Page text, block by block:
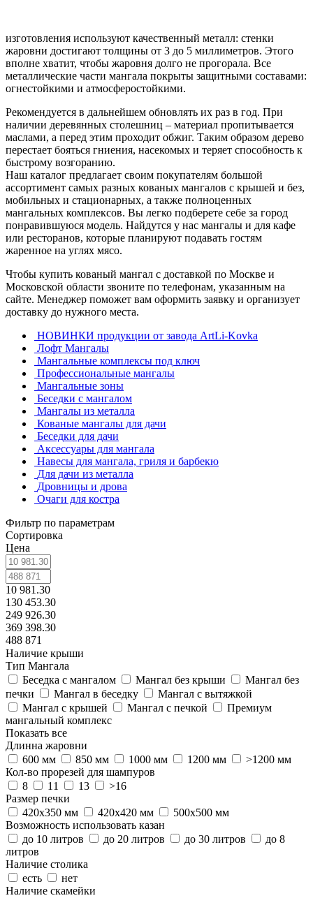
изготовления используют качественный металл: стенки
жаровни достигают толщины от 3 до 5 миллиметров. Этого
вполне хватит, чтобы жаровня долго не прогорала. Все
металлические части мангала покрыты защитными составами:
огнестойкими и атмосферостойкими.
Рекомендуется в дальнейшем обновлять их раз в год. При
наличии деревянных столешниц – материал пропитывается
маслами, а перед этим проходит обжиг. Таким образом дерево
перестает бояться гниения, насекомых и теряет способность к
быстрому возгоранию.
Наш каталог предлагает своим покупателям большой
ассортимент самых разных кованых мангалов с крышей и без,
мобильных и стационарных, а также полноценных
мангальных комплексов. Вы легко подберете себе за город
понравившуюся модель. Найдутся у нас мангалы и для кафе
или ресторанов, которые планируют подавать гостям
жаренное на углях мясо.
Чтобы купить кованый мангал с доставкой по Москве и
Московской области звоните по телефонам, указанным на
сайте. Менеджер поможет вам оформить заявку и организует
доставку до нужного места.
НОВИНКИ продукции от завода ArtLi-Kovka
Лофт Мангалы
Мангальные комплексы под ключ
Профессиональные мангалы
Мангальные зоны
Беседки с мангалом
Мангалы из металла
Кованые мангалы для дачи
Беседки для дачи
Аксессуары для мангала
Навесы для мангала, гриля и барбекю
Для дачи из металла
Дровницы и дрова
Очаги для костра
Фильтр по параметрам
Сортировка
Цена
10 981.30
130 453.30
249 926.30
369 398.30
488 871
Наличие крыши
Тип Мангала
Беседка с мангалом
Мангал без крыши
Мангал без
печки
Мангал в беседку
Мангал с вытяжкой
Мангал с крышей
Мангал с печкой
Премиум
мангальный комплекс
Показать все
Длинна жаровни
600 мм
850 мм 1000 мм 1200 мм
>1200 мм
Кол-во прорезей для шампуров
8
11 13
>16
Размер печки
420х350 мм
420х420 мм
500х500 мм
Возможность использовать казан
до 10 литров
до 20 литров до 30 литров
до 8
литров
Наличие столика
есть
нет
Наличие скамейки